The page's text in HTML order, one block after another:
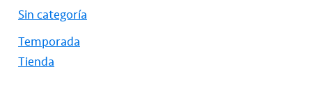
Sin categoría
Temporada
Tienda